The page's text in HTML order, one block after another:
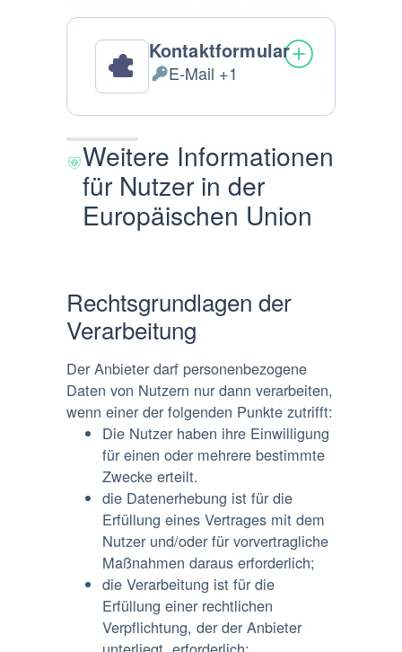
Kontaktformular
Verarbeitete
E-Mail +1
Weitere Informationen
für Nutzer in der
Europäischen Union
Rechtsgrundlagen der
Verarbeitung
Der Anbieter darf personenbezogene
Daten von Nutzern nur dann verarbeiten,
wenn einer der folgenden Punkte zutrifft:
Die Nutzer haben ihre Einwilligung
für einen oder mehrere bestimmte
Zwecke erteilt.
die Datenerhebung ist für die
Erfüllung eines Vertrages mit dem
Nutzer und/oder für vorvertragliche
Maßnahmen daraus erforderlich;
die Verarbeitung ist für die
Erfüllung einer rechtlichen
Verpflichtung, der der Anbieter